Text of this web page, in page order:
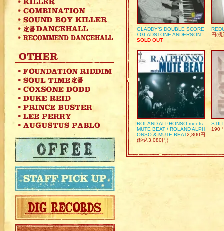
GLADDY’S DOUBLE SCORE
/ GLADSTONE ANDERSON
SOLD OUT
円(
ROLAND ALPHONSO meets
MUTE BEAT / ROLAND ALPH
ONSO & MUTE BEAT2,800円
(税込3,080円)
190